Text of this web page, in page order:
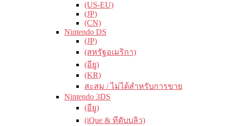
(US-EU)
(JP)
(CN)
Nintendo DS
(JP)
(สหรัฐอเมริกา)
(อียู)
(KR)
สะสม / ไม่ได้สำหรับการขาย
Nintendo 3DS
(อียู)
(iQue & ทีดับบลิว)